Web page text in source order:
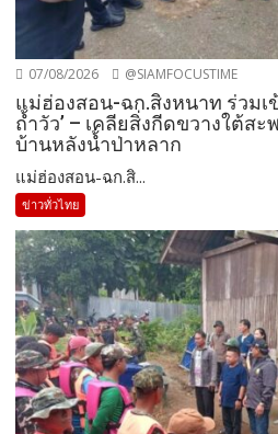
07/08/2026 @SIAMFOCUSTIME
แม่ฮ่องสอน-ฉก.สิงหนาท ร่วมเ
ถ้ำวัว’ – เคลียสิ่งกีดขวางใต้ส
บ้านหลังน้ำป่าหลาก
แม่ฮ่องสอน-ฉก.สิ...
ข่าวทั่วไทย